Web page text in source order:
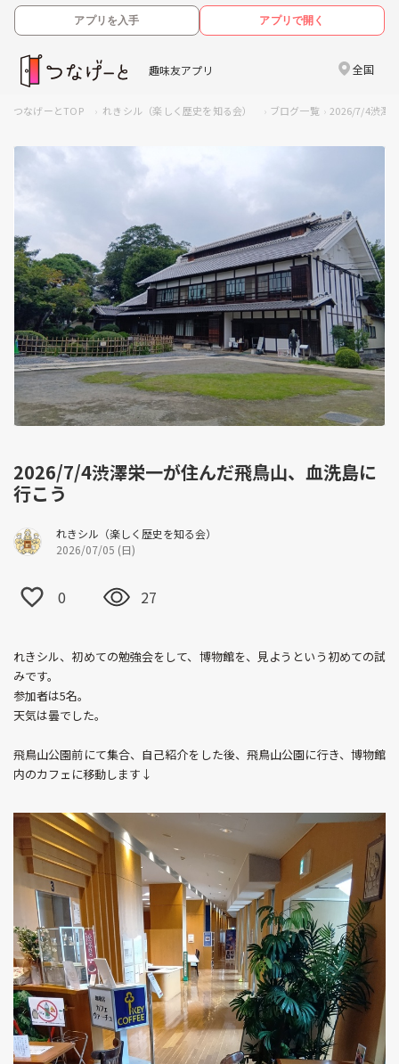
アプリを入手 アプリで開く
趣味友アプリ 全国
つなげーとTOP れきシル（楽しく歴史を知る会） ブログ一覧 2026/7/4渋澤
2026/7/4渋澤栄一が住んだ飛鳥山、血洗島に
行こう
れきシル（楽しく歴史を知る会）
2026/07/05 (日)
0 27
れきシル、初めての勉強会をして、博物館を、見ようという初めての試
みです。
参加者は5名。
天気は曇でした。
飛鳥山公園前にて集合、自己紹介をした後、飛鳥山公園に行き、博物館
内のカフェに移動します↓